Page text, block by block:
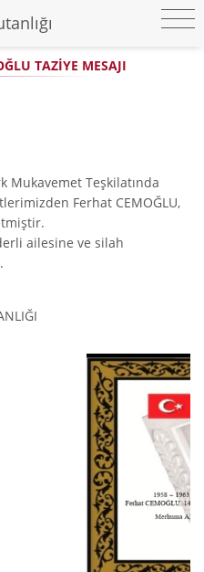
TAZİYE MESAJI
Mukavemet Teşkilatında
Ferhat CEMOĞLU,
ailesine ve silah